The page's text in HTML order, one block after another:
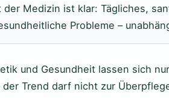
der Medizin ist klar: Tägliches,
Probleme –
und Gesundheit lassen sich
der Trend darf nicht zur